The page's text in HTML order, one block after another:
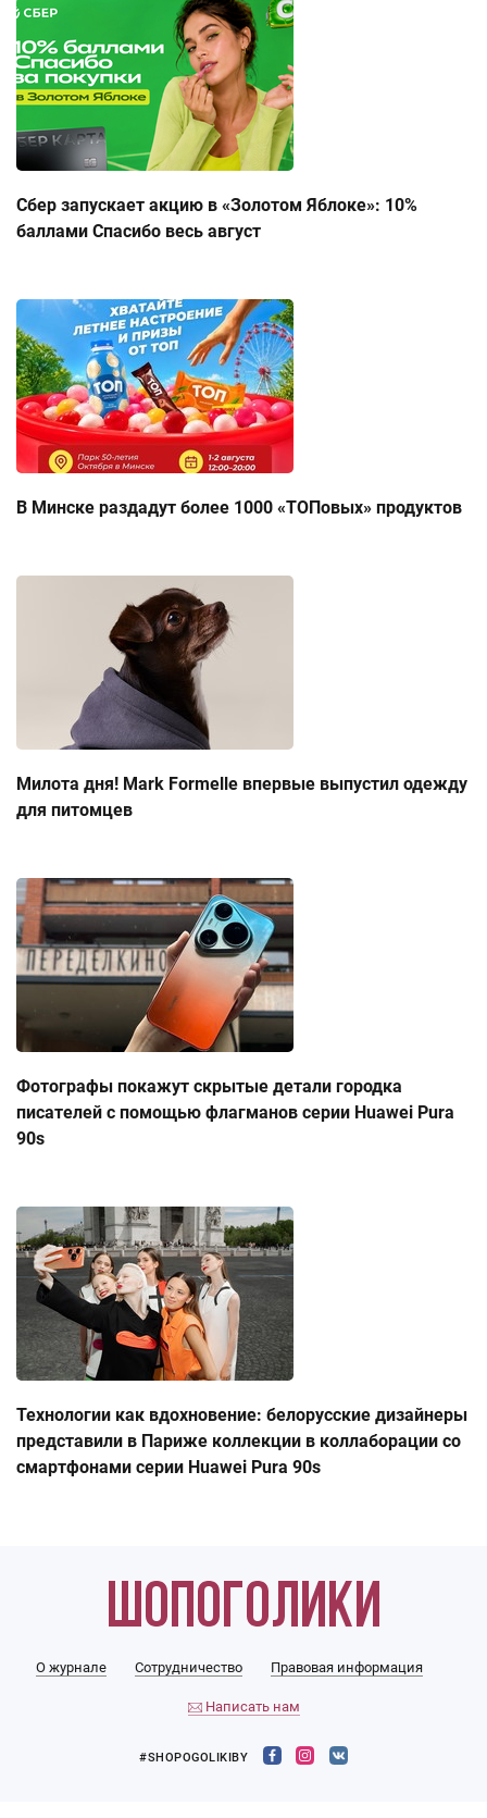
Сбер запускает акцию в «Золотом Яблоке»: 10%
баллами Спасибо весь август
В Минске раздадут более 1000 «ТОПовых» продуктов
Милота дня! Mark Formelle впервые выпустил одежду
для питомцев
Фотографы покажут скрытые детали городка
писателей с помощью флагманов серии Huawei Pura
90s
Технологии как вдохновение: белорусские дизайнеры
представили в Париже коллекции в коллаборации со
смартфонами серии Huawei Pura 90s
О журнале Сотрудничество Правовая информация
Написать нам
#SHOPOGOLIKIBY